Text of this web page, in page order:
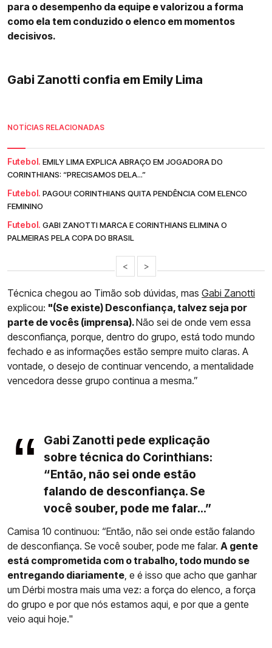
para o desempenho da equipe e valorizou a forma
como ela tem conduzido o elenco em momentos
decisivos.
Gabi Zanotti confia em Emily Lima
NOTÍCIAS RELACIONADAS
Futebol. EMILY LIMA EXPLICA ABRAÇO EM JOGADORA DO
CORINTHIANS: “PRECISAMOS DELA...”
Futebol. PAGOU! CORINTHIANS QUITA PENDÊNCIA COM ELENCO
FEMININO
Futebol. GABI ZANOTTI MARCA E CORINTHIANS ELIMINA O
PALMEIRAS PELA COPA DO BRASIL
< >
Técnica chegou ao Timão sob dúvidas, mas Gabi Zanotti
explicou: "(Se existe) Desconfiança, talvez seja por
parte de vocês (imprensa).Não sei de onde vem essa
desconfiança, porque, dentro do grupo, está todo mundo
fechado e as informações estão sempre muito claras. A
vontade, o desejo de continuar vencendo, a mentalidade
vencedora desse grupo continua a mesma.”
Gabi Zanotti pede explicação
sobre técnica do Corinthians:
“Então, não sei onde estão
falando de desconfiança. Se
você souber, pode me falar...”
Camisa 10 continuou: “Então, não sei onde estão falando
de desconfiança. Se você souber, pode me falar. A gente
está comprometida com o trabalho, todo mundo se
entregando diariamente, e é isso que acho que ganhar
um Dérbi mostra mais uma vez: a força do elenco, a força
do grupo e por que nós estamos aqui, e por que a gente
veio aqui hoje."